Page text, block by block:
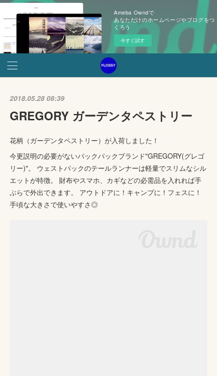
Ameba Owndで
あなただけのホームページやブログをつ
くろう
今すぐ試す
2018.05.28 08:39
GREGORY ガーデンタペストリー
花柄（ガーデンタペストリー）が入荷しました！
今更説明の必要がないバックパックブランド"GREGORY(グレゴ
リー)"。 ウェストパックのテールランナーは軽量でスリムなシル
エットが特徴。 財布やスマホ、カギなどの必需品を入れれば手
ぶらで外出できます。 アウトドアに！キャンプに！フェスに！
手頃な大きさで使いやすさ◎